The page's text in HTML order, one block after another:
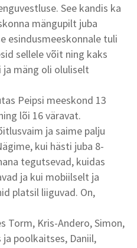
See kandis ka
mängupilt juba
esindusmeeskonnale tuli
sellele võit ning kaks
ja mäng oli oluliselt
Peipsi meeskond 13
lõi 16 väravat.
ja saime palju
kui hästi juba 8-
tegutsevad, kuidas
ja kui mobiilselt ja
platsil liiguvad. On,
Torm, Kris-Andero, Simon,
ja poolkaitses, Daniil,